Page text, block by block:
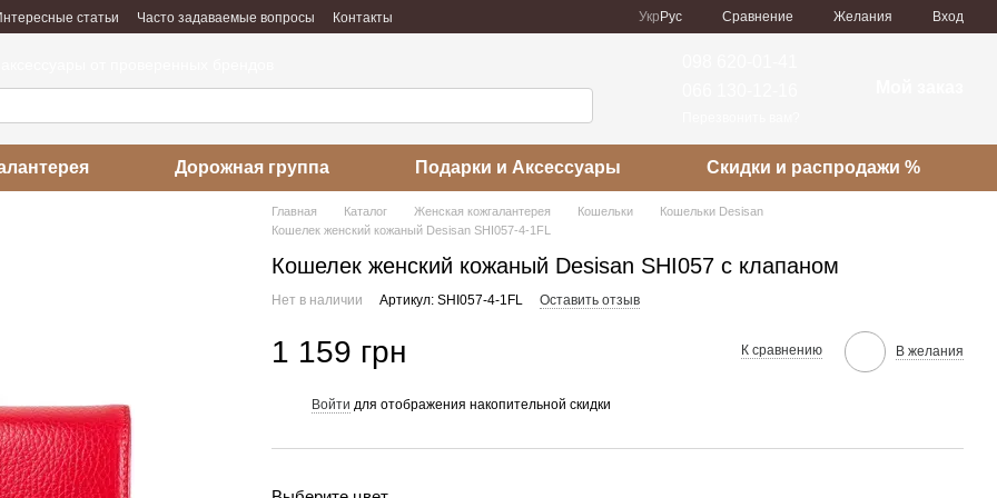
статьи Часто задаваемые вопросы
Контакты
Укр Рус Сравнение Желания Вход
Дорожная группа Подарки и Аксессуары Скидки и распродажи %
Главная Каталог Женская кожгалантерея Кошельки
Кошельки Desisan
Кошелек женский кожаный Desisan SHI057-4-1FL
Кошелек женский кожаный Desisan SHI057 с клапаном
Нет в наличии Артикул: SHI057-4-1FL Оставить отзыв
1 159 грн К сравнению В желания
Войти для отображения накопительной скидки